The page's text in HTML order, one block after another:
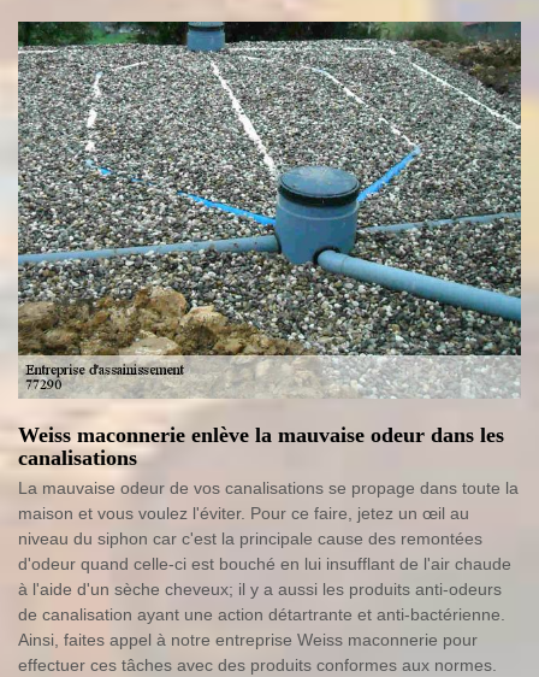
Weiss maconnerie enlève la mauvaise odeur dans les
canalisations
La mauvaise odeur de vos canalisations se propage dans toute la
maison et vous voulez l'éviter. Pour ce faire, jetez un œil au
niveau du siphon car c'est la principale cause des remontées
d'odeur quand celle-ci est bouché en lui insufflant de l'air chaude
à l'aide d'un sèche cheveux; il y a aussi les produits anti-odeurs
de canalisation ayant une action détartrante et anti-bactérienne.
Ainsi, faites appel à notre entreprise Weiss maconnerie pour
effectuer ces tâches avec des produits conformes aux normes.